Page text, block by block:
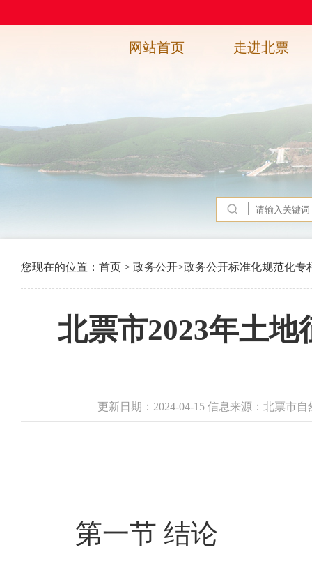
网站首页 走进北票
您现在的位置： 首页 > 政务公开>政务公开标准化规范化专
北票市2023年土
更新日期：2024-04-15 信息来源：北票市
第一节 结论